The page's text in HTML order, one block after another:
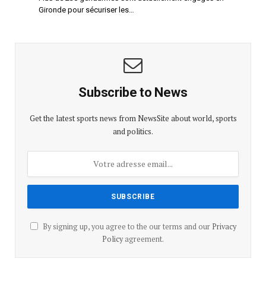
Gironde pour sécuriser les…
Subscribe to News
Get the latest sports news from NewsSite about world, sports
and politics.
By signing up, you agree to the our terms and our Privacy
Policyagreement.